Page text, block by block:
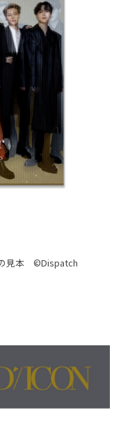
の見本 ©Dispatch